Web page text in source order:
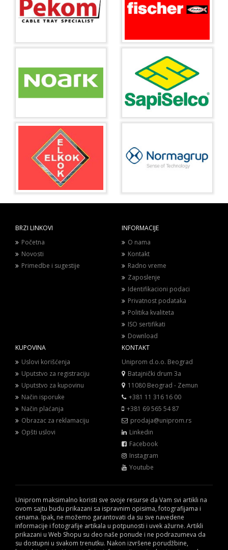
BRZI LINKOVI
Početna
Novosti
Primedbe i sugestije
INFORMACIJE
O nama
Kontakt
Radno vreme
Zaposlenje
Identifikacioni podaci
Privatnost podataka
Politika kvaliteta
ISO sertifikati
Download
KUPOVINA
Uslovi korišćenja
Uputstvo za registraciju
Uputstvo za kupovinu
Način isporuke
Način plaćanja
Obrazac za reklamaciju
Opšti uslovi
KONTAKT
Uniprom d.o.o. Beograd
Batajnički drum 3a
11080 Beograd - Zemun
+381 11 316 16 00
+381 69 565 54 87
prodaja@uniprom.rs
Linkedin
Facebook
Instagram
Youtube
Uniprom maksimalno koristi sve svoje resurse da Vam svi artikli na
ovom sajtu budu prikazani sa ispravnim opisima, fotografijama i
cenama. Ipak, ne možemo garantovati da su sve navedene
informacije i fotografije artikala u potpunosti i uvek ažurne. Artikli
prikazani u Web Shopu su deo naše ponude i ne podrazumeva da
su dostupni u svakom trenutku. Nakon izvršene porudžbine,